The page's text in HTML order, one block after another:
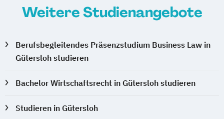
Weitere Studienangebote
Berufsbegleitendes Präsenzstudium Business Law in
Gütersloh studieren
Bachelor Wirtschaftsrecht in Gütersloh studieren
Studieren in Gütersloh